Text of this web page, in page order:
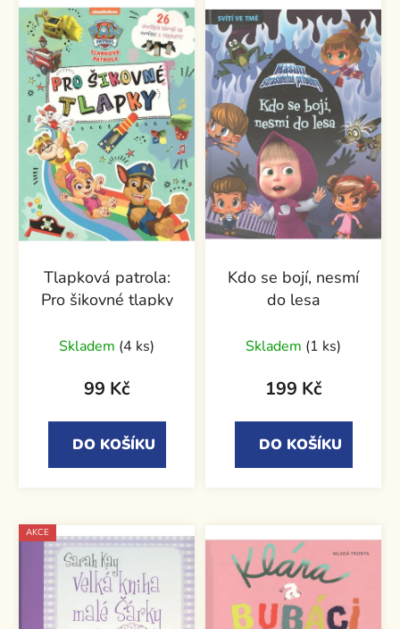
Tlapková patrola:
Pro šikovné tlapky
Skladem (4 ks)
99 Kč
DO KOŠÍKU
Kdo se bojí, nesmí
do lesa
Skladem (1 ks)
199 Kč
DO KOŠÍKU
AKCE